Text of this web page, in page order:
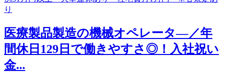
医療製品製造の機械オペレータ―／年
間休日129日で働きやすさ◎！入社祝い
金...